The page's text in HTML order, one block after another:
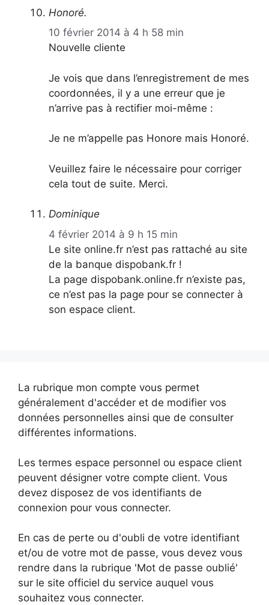
Honoré.
10 février 2014 à 4 h 58 min
Nouvelle cliente
Je vois que dans l’enregistrement de mes
coordonnées, il y a une erreur que je
n’arrive pas à rectifier moi-même :
Je ne m’appelle pas Honore mais Honoré.
Veuillez faire le nécessaire pour corriger
cela tout de suite. Merci.
Dominique
4 février 2014 à 9 h 15 min
Le site online.fr n’est pas rattaché au site
de la banque dispobank.fr !
La page dispobank.online.fr n’existe pas,
ce n’est pas la page pour se connecter à
son espace client.
La rubrique mon compte vous permet
généralement d'accéder et de modifier vos
données personnelles ainsi que de consulter
différentes informations.
Les termes espace personnel ou espace client
peuvent désigner votre compte client. Vous
devez disposez de vos identifiants de
connexion pour vous connecter.
En cas de perte ou d'oubli de votre identifiant
et/ou de votre mot de passe, vous devez vous
rendre dans la rubrique 'Mot de passe oublié'
sur le site officiel du service auquel vous
souhaitez vous connecter.